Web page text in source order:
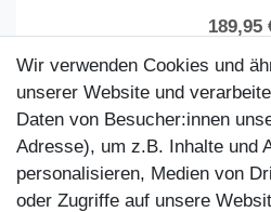
189,95
Artikel
Wir verwenden Cookies und
unserer Website und
Daten von Besucher:innen
Adresse), um z.B. Inhalte und
personalisieren, Medien von
oder Zugriffe auf unsere